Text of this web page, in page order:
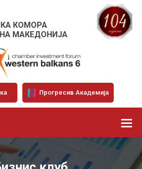
КОМОРА
МАКЕДОНИЈА
Прогресив Академија